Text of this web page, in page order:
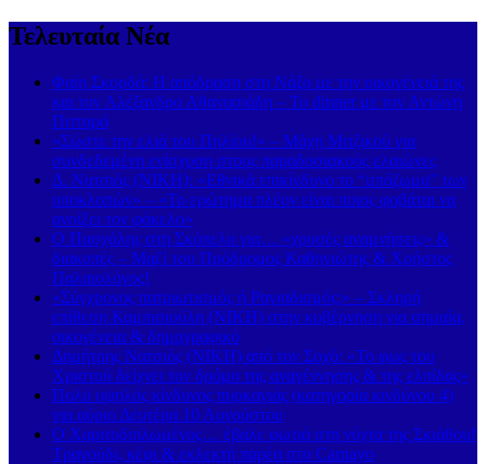
Τελευταία Νέα
Φαίη Σκορδά: Η απόδραση στη Νάξο με την οικογένειά της
και τον Αλέξανδρο Αθανασιάδη – Το dinner με τον Αντώνη
Πιτταρά
«Σώστε την ελιά του Πηλίου!» – Μάχη Μιτζικού για
συνδεδεμένη ενίσχυση στους παραδοσιακούς ελαιώνες
Δ. Νατσιός (ΝΙΚΗ): «Εθνικά επικίνδυνο το “μπάζωμα” των
υποκλοπών» – «Το ερώτημα πλέον είναι ποιος φοβάται να
ανοίξει τον φάκελο»
Ο Πασχάλης στη Σκόπελο για… «χρυσές αναμνήσεις» &
διακοπές – Μαζί του Πρόδρομος Καθηνιώτης & Χρήστος
Παλαιολόγος!
«Σύγχρονος πατριωτισμός ή Ραγιαδισμός;» – Σκληρή
επίθεση Καμπισιούλη (ΝΙΚΗ) στην κυβέρνηση για σημαία,
οικογένεια & δημογραφικό
Δημήτρης Νατσιός (ΝΙΚΗ) από τον Σοχό: «Το φως του
Χριστού δείχνει τον δρόμο της αναγέννησης & της ελπίδας»
Πολύ υψηλός κίνδυνος πυρκαγιάς (κατηγορία κινδύνου 4)
για αύριο Δευτέρα 10 Αυγούστου
Ο Χαριτοδιπλωμένος… έβαλε φωτιά στη νύχτα της Σκιάθου!
Τραγούδι, κέφι & εκλεκτή παρέα στο Carnayo